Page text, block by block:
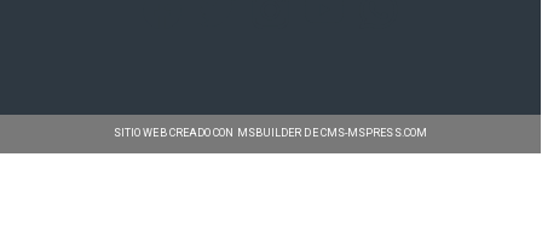
SITIO WEB CREADO CON MSBUILDER DE CMS-MSPRESS.COM